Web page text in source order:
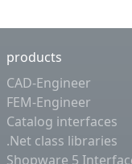
products
CAD-Engineer
FEM-Engineer
Catalog interfaces
.Net class libraries
Shopware 5